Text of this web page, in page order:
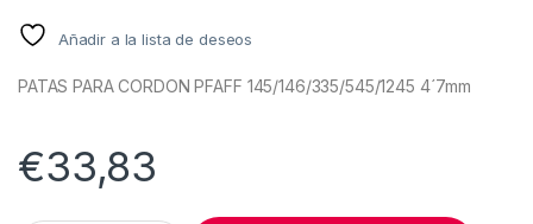
Añadir a la lista de deseos
PATAS PARA CORDON PFAFF 145/146/335/545/1245 4´7mm
€33,83